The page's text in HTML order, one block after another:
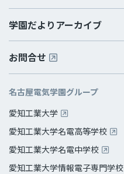
学園だよりアーカイブ
お問合せ
名古屋電気学園グループ
愛知工業大学
愛知工業大学名電高等学校
愛知工業大学名電中学校
愛知工業大学情報電子専門学校